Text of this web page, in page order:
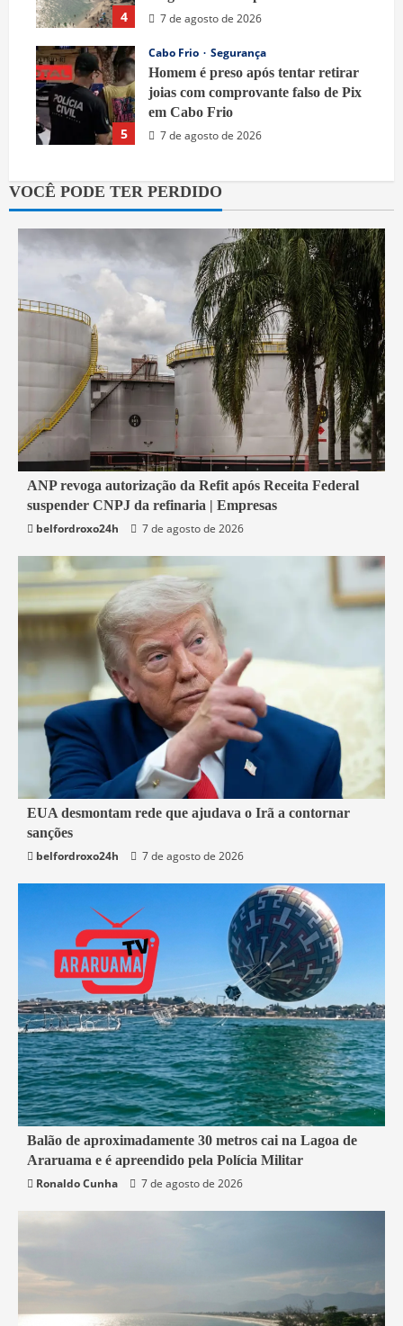
4
7 de agosto de 2026
5
Cabo Frio
Segurança
Homem é preso após tentar retirar
joias com comprovante falso de Pix
em Cabo Frio
7 de agosto de 2026
VOCÊ PODE TER PERDIDO
2 min read
Economia
ANP revoga autorização da Refit após Receita Federal
suspender CNPJ da refinaria | Empresas
belfordroxo24h
7 de agosto de 2026
3 min read
Mundo
EUA desmontam rede que ajudava o Irã a contornar
sanções
belfordroxo24h
7 de agosto de 2026
2 min read
Araruama
Segurança
Balão de aproximadamente 30 metros cai na Lagoa de
Araruama e é apreendido pela Polícia Militar
Ronaldo Cunha
7 de agosto de 2026